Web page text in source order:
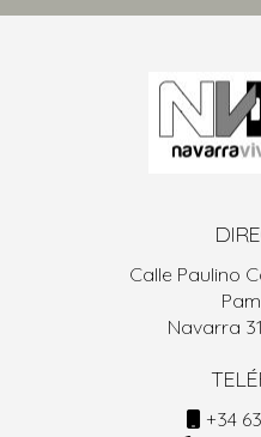
Calle Paulino
Navarra
+34